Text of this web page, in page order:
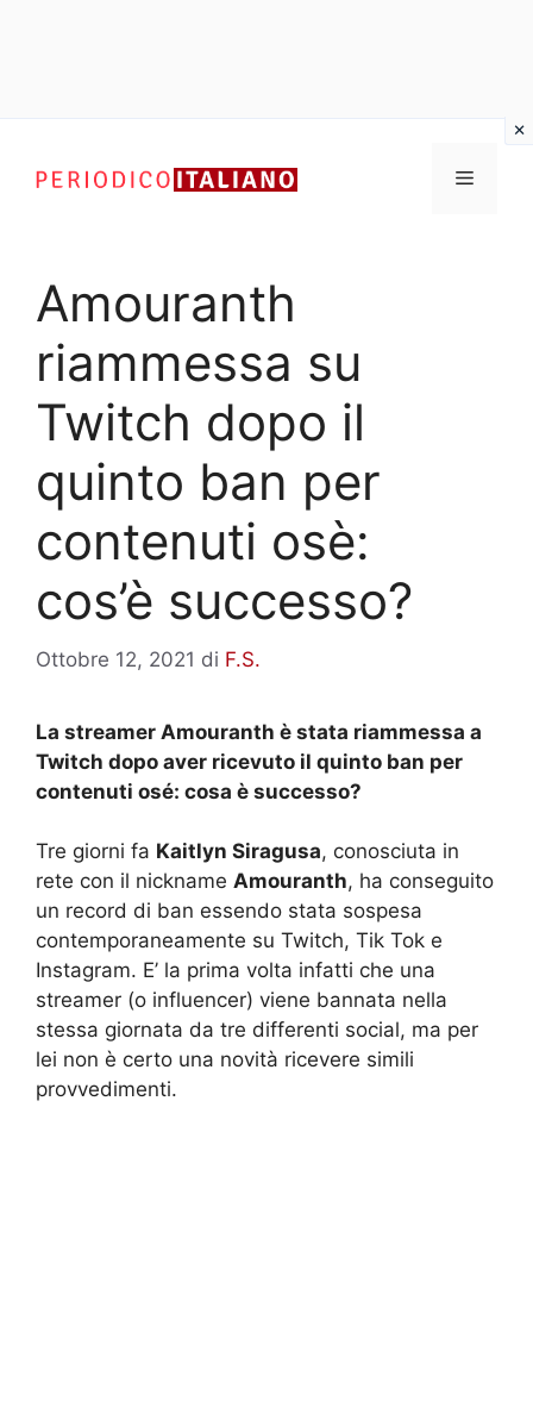
contenuto
Menu
Amouranth
riammessa su
Twitch dopo il
quinto ban per
contenuti osè:
cos’è successo?
Ottobre 12, 2021 di F.S.
La streamer Amouranth è stata riammessa a
Twitch dopo aver ricevuto il quinto ban per
contenuti osé: cosa è successo?
Tre giorni fa Kaitlyn Siragusa, conosciuta in
rete con il nickname Amouranth, ha conseguito
un record di ban essendo stata sospesa
contemporaneamente su Twitch, Tik Tok e
Instagram. E’ la prima volta infatti che una
streamer (o influencer) viene bannata nella
stessa giornata da tre differenti social, ma per
lei non è certo una novità ricevere simili
provvedimenti.